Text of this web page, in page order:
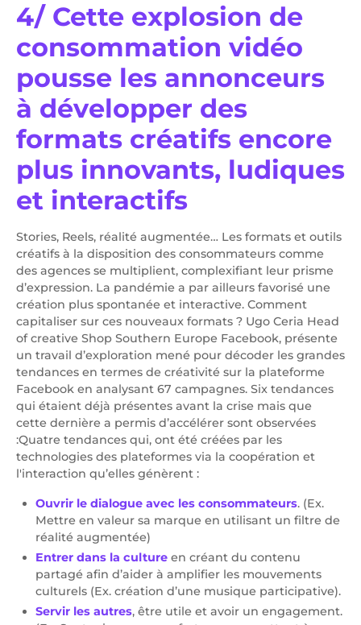
4/ Cette explosion de
consommation vidéo
pousse les annonceurs
à développer des
formats créatifs encore
plus innovants, ludiques
et interactifs
Stories, Reels, réalité augmentée… Les formats et outils
créatifs à la disposition des consommateurs comme
des agences se multiplient, complexifiant leur prisme
d’expression. La pandémie a par ailleurs favorisé une
création plus spontanée et interactive. Comment
capitaliser sur ces nouveaux formats ? Ugo Ceria Head
of creative Shop Southern Europe Facebook, présente
un travail d’exploration mené pour décoder les grandes
tendances en termes de créativité sur la plateforme
Facebook en analysant 67 campagnes. Six tendances
qui étaient déjà présentes avant la crise mais que
cette dernière a permis d’accélérer sont observées
:Quatre tendances qui, ont été créées par les
technologies des plateformes via la coopération et
l'interaction qu’elles génèrent :
Ouvrir le dialogue avec les consommateurs. (Ex.
Mettre en valeur sa marque en utilisant un filtre de
réalité augmentée)
Entrer dans la culture en créant du contenu
partagé afin d’aider à amplifier les mouvements
culturels (Ex. création d’une musique participative).
Servir les autres, être utile et avoir un engagement.